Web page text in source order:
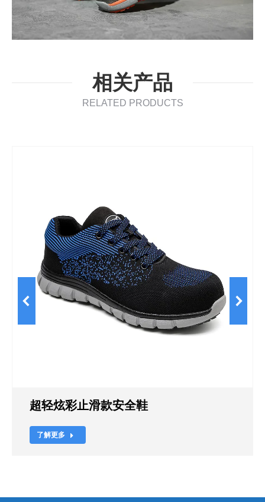
相关产品
RELATED PRODUCTS
超轻炫彩止滑款安全鞋
了解更多